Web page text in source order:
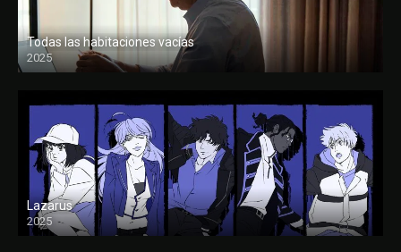
Todas las habitaciones vacías
2025
FULL HD
Lazarus
2025